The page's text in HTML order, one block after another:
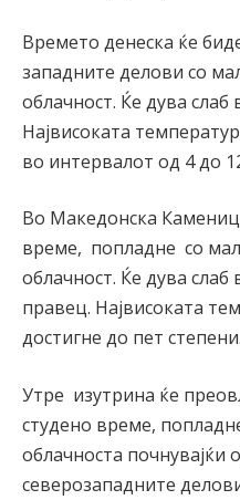
Времето денеска ќе
западните делови со
облачност. Ќе дува
Највисоката
во интервалот од 4 до
Во Македонска
време, попладне со
облачност. Ќе дува
правец. Највисоката
достигне до пет степени.
Утре изутрина ќе
студено време,
облачноста почнувајќи
северозападните